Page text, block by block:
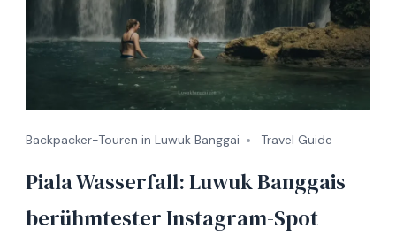
Backpacker-Touren in Luwuk Banggai Travel Guide
Piala Wasserfall: Luwuk Banggais
berühmtester Instagram-Spot